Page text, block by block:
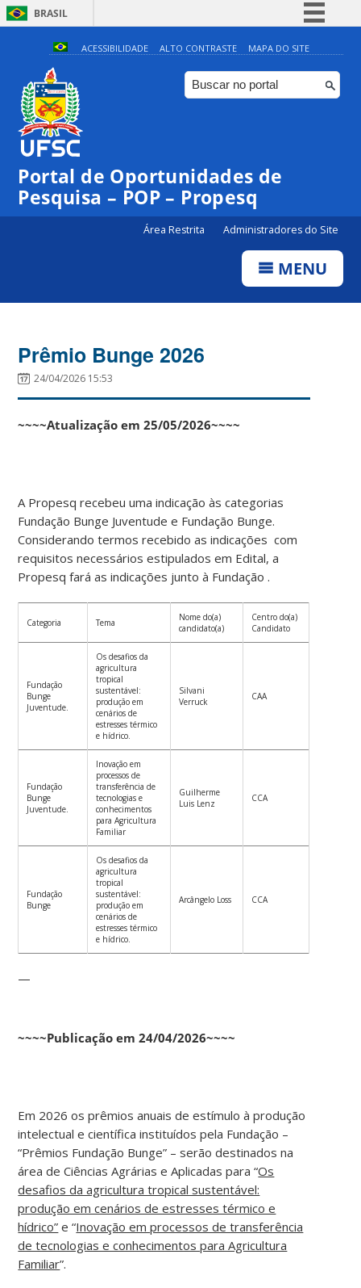
BRASIL
Simplifique!
Comunica BR
Participe
Canais
ACESSIBILIDADE ALTO CONTRASTE MAPA DO SITE
Portal de Oportunidades de
Pesquisa – POP – Propesq
Área Restrita Administradores do Site
MENU
Prêmio Bunge 2026
24/04/2026 15:53
~~~~Atualização em 25/05/2026~~~~
A Propesq recebeu uma indicação às categorias
Fundação Bunge Juventude e Fundação Bunge.
Considerando termos recebido as indicações com
requisitos necessários estipulados em Edital, a
Propesq fará as indicações junto à Fundação .
Categoria Tema
Nome do(a)
candidato(a)
Centro do(a)
Candidato
Fundação
Bunge
Juventude.
Os desafios da
agricultura
tropical
sustentável:
produção em
cenários de
estresses térmico
e hídrico.
Silvani
Verruck
CAA
Fundação
Bunge
Juventude.
Inovação em
processos de
transferência de
tecnologias e
conhecimentos
para Agricultura
Familiar
Guilherme
Luis Lenz
CCA
Fundação
Bunge
Os desafios da
agricultura
tropical
sustentável:
produção em
cenários de
estresses térmico
e hídrico.
Arcângelo Loss CCA
—
~~~~Publicação em 24/04/2026~~~~
Em 2026 os prêmios anuais de estímulo à produção
intelectual e científica instituídos pela Fundação –
“Prêmios Fundação Bunge” – serão destinados na
área de Ciências Agrárias e Aplicadas para “Os
desafios da agricultura tropical sustentável:
produção em cenários de estresses térmico e
hídrico” e “Inovação em processos de transferência
de tecnologias e conhecimentos para Agricultura
Familiar”.